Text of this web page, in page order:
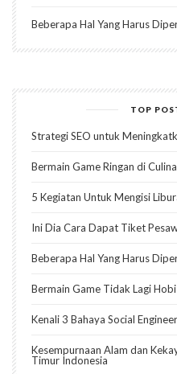
Beberapa Hal Yang Harus
TOP
Strategi SEO untuk
Bermain Game Ringan di
5 Kegiatan Untuk Mengisi
Ini Dia Cara Dapat Tiket
Beberapa Hal Yang Harus
Bermain Game Tidak Lagi Hobi
Kenali 3 Bahaya Social
Kesempurnaan Alam dan
Timur Indonesia